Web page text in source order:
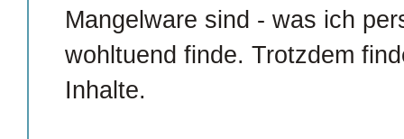
Mangelware sind - was ich
wohltuend finde. Trotzdem
Inhalte.